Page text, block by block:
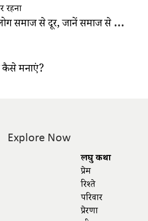
क्यों भाग रहें हैं लोग समाज से दूर, जानें समाज से जुड़ने के 6 फायदे
कैसे मनाएं?
Explore Now
लघु कथा
प्रेम
रिश्ते
परिवार
प्रेरणा